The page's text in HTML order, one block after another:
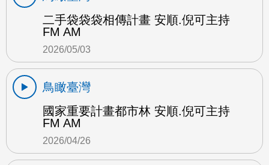
二手袋袋袋相傳計畫 安順.倪可主持
FM AM
2026/05/03
鳥瞰臺灣
國家重要計畫都市林 安順.倪可主持
FM AM
2026/04/26